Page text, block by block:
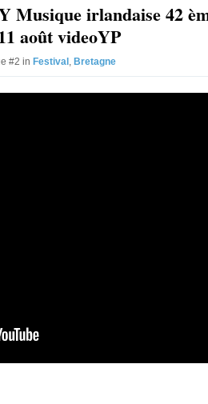
Musique irlandaise 42
août videoYP
#2 in Festival , Bretagne